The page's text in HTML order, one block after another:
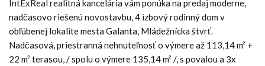
IntExReal realitná kancelária vám ponúka na predaj moderne,
nadčasovo riešenú novostavbu, 4 izbový rodinný dom v
obľúbenej lokalite mesta Galanta, Mládežnícka štvrť.
Nadčasová, priestranná nehnuteľnosť o výmere až 113,14 m² +
22 m² terasou, / spolu o výmere 135,14 m² /, s povalou a 3x